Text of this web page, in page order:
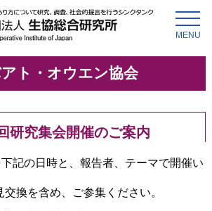
MENU
アト・オウエン協会
研究集会開催のご案内
記の日時と、報告者、テーマで開催い
換を含め、ご参集ください。